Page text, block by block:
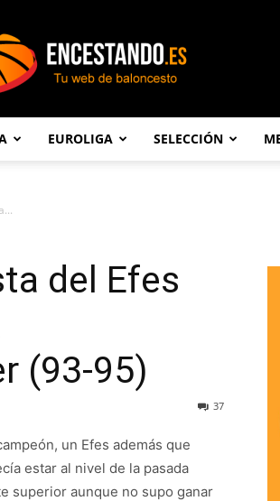
EUROLIGA SELECCIÓN
del Efes
(93-95)
37
un Efes además que
estar al nivel de la pasada
superior aunque no supo ganar